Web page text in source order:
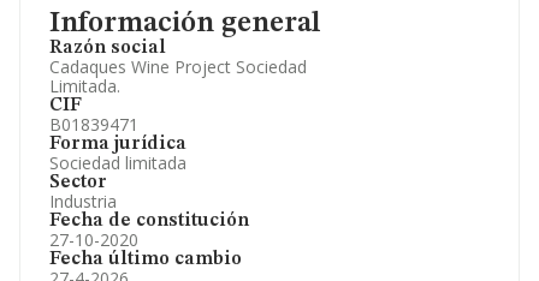
Información general
Razón social
Cadaques Wine Project Sociedad
Limitada.
CIF
B01839471
Forma jurídica
Sociedad limitada
Sector
Industria
Fecha de constitución
27-10-2020
Fecha último cambio
Información oficial y registral complementaria.